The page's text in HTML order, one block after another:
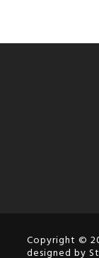
Copyright ©
designed by